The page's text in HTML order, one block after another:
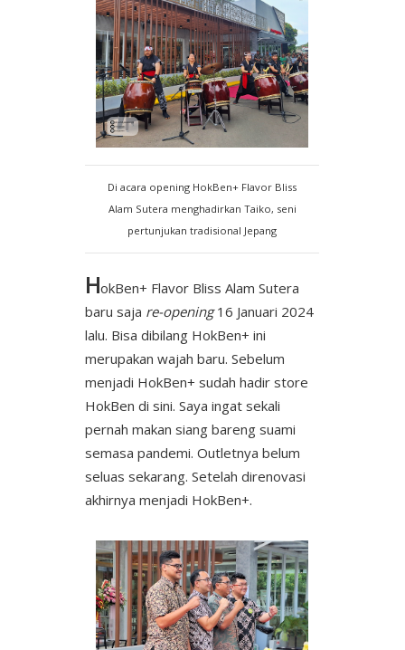
Di acara opening HokBen+ Flavor Bliss
Alam Sutera menghadirkan Taiko, seni
pertunjukan tradisional Jepang
HokBen+ Flavor Bliss Alam Sutera
baru saja re-opening16 Januari 2024
lalu. Bisa dibilang HokBen+ ini
merupakan wajah baru. Sebelum
menjadi HokBen+ sudah hadir store
HokBen di sini. Saya ingat sekali
pernah makan siang bareng suami
semasa pandemi. Outletnya belum
seluas sekarang. Setelah direnovasi
akhirnya menjadi HokBen+.